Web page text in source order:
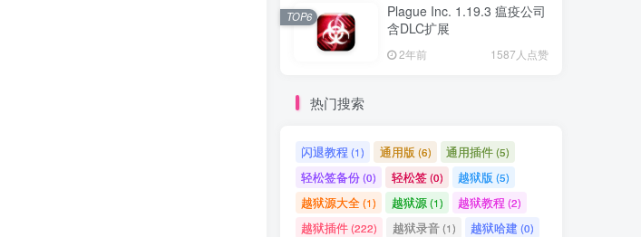
Plague Inc. 1.19.3 瘟疫公司
含DLC扩展
2年前 1587人点赞
TOP6
热门搜索
闪退教程 (1) 通用版 (6) 通用插件(5)
轻松签备份(0) 轻松签(0) 越狱版 (5)
越狱源大全(1) 越狱源(1) 越狱教程 (2)
越狱插件(222) 越狱录音(1) 越狱哈建 (0)